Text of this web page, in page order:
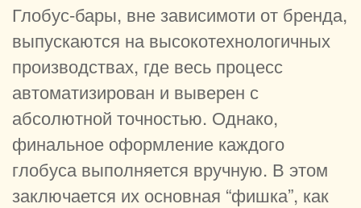
Глобус-бары, вне зависимоти от бренда,
выпускаются на высокотехнологичных
производствах, где весь процесс
автоматизирован и выверен с
абсолютной точностью. Однако,
финальное оформление каждого
глобуса выполняется вручную. В этом
заключается их основная “фишка”, как